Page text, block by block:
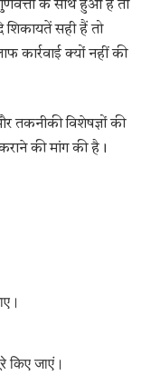
गुणवत्ता के साथ हुआ है तो
शिकायतें सही हैं तो
कार्रवाई क्यों नहीं की
तकनीकी विशेषज्ञों की
की मांग की है।
किए जाएं।